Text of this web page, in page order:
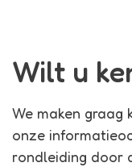
Wilt u
We maken graag
onze
rondleiding door